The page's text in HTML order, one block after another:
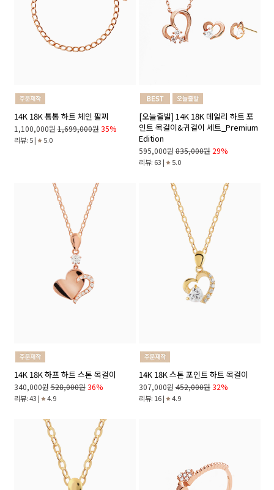
14K 18K 통통 하트 체인 팔찌
1,100,000원 1,699,000원 35%
리뷰: 5 | 5.0
[오늘출발] 14K 18K 데일리 하트 포
인트 목걸이&귀걸이 세트_Premium
Edition
595,000원 835,000원 29%
리뷰: 63 | 5.0
14K 18K 하프 하트 스톤 목걸이
340,000원 528,000원 36%
리뷰: 43 | 4.9
14K 18K 스톤 포인트 하트 목걸이
307,000원 452,000원 32%
리뷰: 16 | 4.9